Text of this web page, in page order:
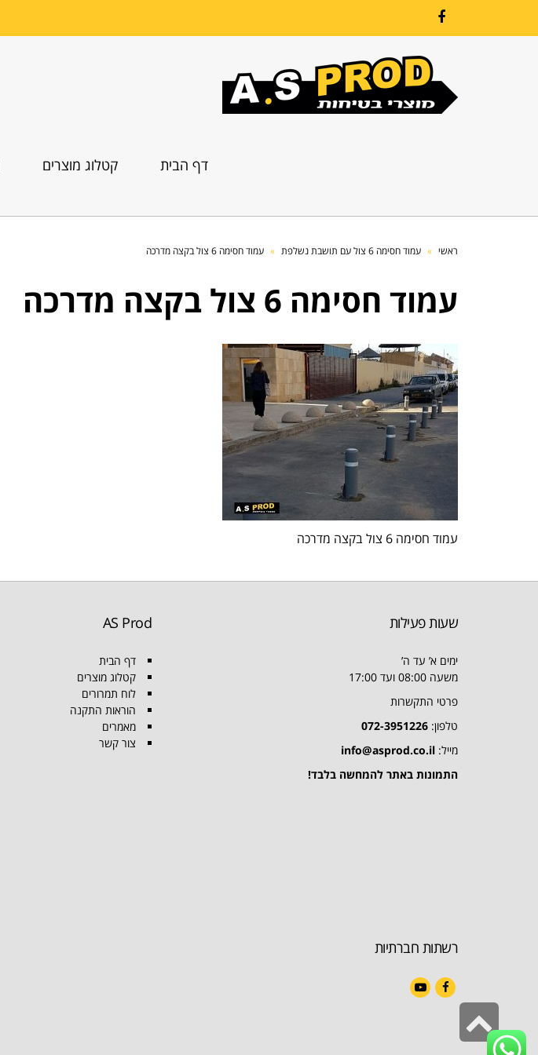
דף הבית קטלוג מוצרים
ראשי » עמוד חסימה 6 צול עם תושבת נשלפת » עמוד חסימה 6 צול בקצה מדרכה
עמוד חסימה 6 צול בקצה מדרכה
עמוד חסימה 6 צול בקצה מדרכה
שעות פעילות
ימים א’ עד ה’
משעה 08:00 ועד 17:00
פרטי התקשרות
טלפון: 072-3951226
מייל: info@asprod.co.il
התמונות באתר להמחשה בלבד!
AS Prod
דף הבית
קטלוג מוצרים
לוח תמרורים
הוראות התקנה
מאמרים
צור קשר
רשתות חברתיות